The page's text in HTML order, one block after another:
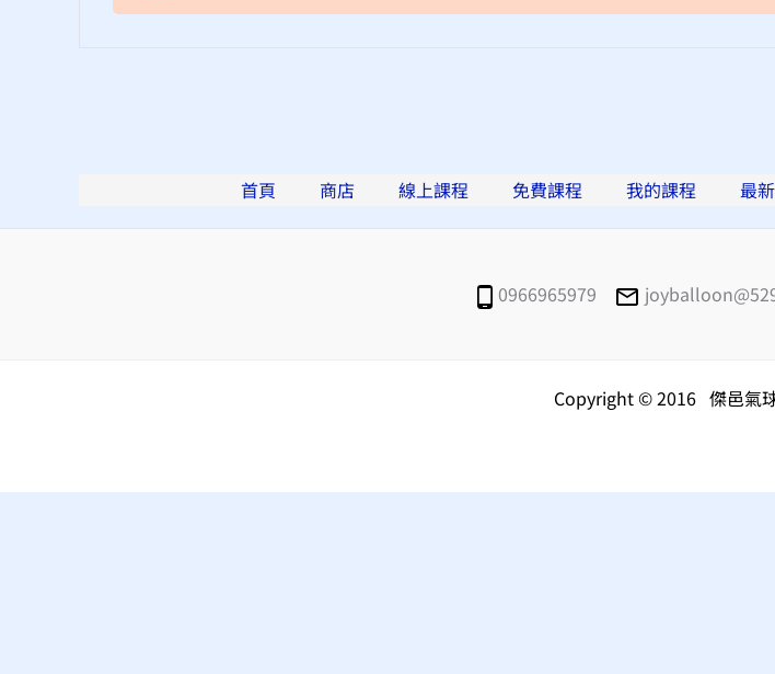
首頁 商店 線上課程 免費課程 我的課程 最
0966965979
Copyright © 2016 傑邑氣